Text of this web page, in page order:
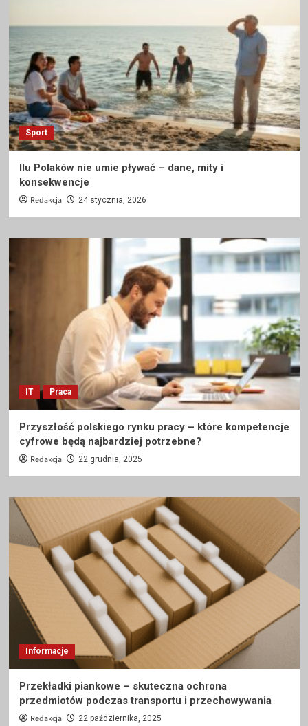
Sport
Ilu Polaków nie umie pływać – dane, mity i
konsekwencje
Redakcja 24 stycznia, 2026
IT Praca
Przyszłość polskiego rynku pracy – które kompetencje
cyfrowe będą najbardziej potrzebne?
Redakcja 22 grudnia, 2025
Informacje
Przekładki piankowe – skuteczna ochrona
przedmiotów podczas transportu i przechowywania
Redakcja 22 października, 2025